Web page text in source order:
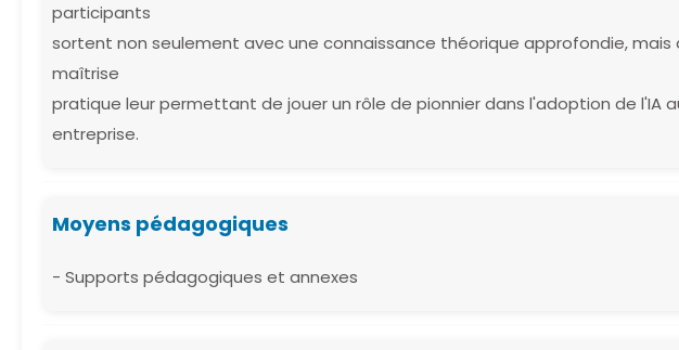
participants
sortent non seulement avec une connaissance théorique approfondie, mais
maîtrise
pratique leur permettant de jouer un rôle de pionnier dans l'adoption de l'IA
entreprise.
Moyens pédagogiques
- Supports pédagogiques et annexes